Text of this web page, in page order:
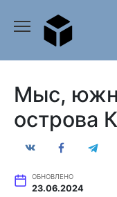
содержанию
Мыс,
острова
ОБНОВЛЕНО
23.06.2024